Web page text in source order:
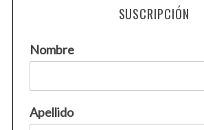
SUSCRIPCIÓN
Nombre
Apellido